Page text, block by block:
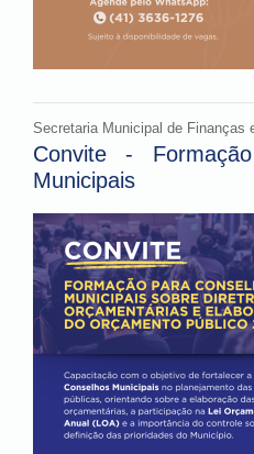
Secretaria Municipal de Finanças
Convite -
Municipais